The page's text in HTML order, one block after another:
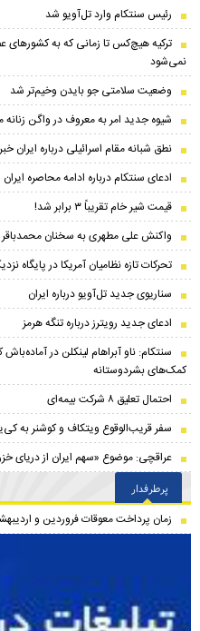
رئیس سنتکام وارد تل‌آویو شد
ترکیه هیچ‌کس تا زمانی که به
نمی‌شود
وضعیت سلامتی جو بایدن وخیم‌تر شد
شیوه جدید امر به معروف در واگن زنانه
نطق شبانه مقام اسرائیلی درباره ایران
ادعای سنتکام درباره ادامه محاصره ایران
قیمت شیر خام تقریباً ۳ برابر شد!
واکنش علی مطهری به سخنان
تحرکات تازه نظامیان آمریکا در پایگاه
سناریوی جدید تل‌آویو درباره ایران
ادعای جدید رویترز درباره تنگه هرمز
کمک‌های بشردوستانه
احتمال تعلیق ۸ شرکت بیمه‌ای
سفر قریب‌الوقوع ویتکاف و کوشنر به
عراقچی: موضوع «سهم ایران از دریای
پرطرفدار
زمان پرداخت معوقات فروردین و